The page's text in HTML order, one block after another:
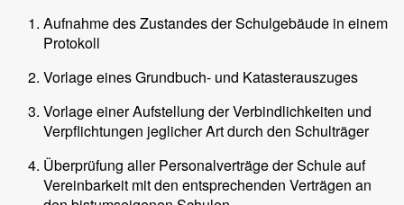
Aufnahme des Zustandes der Schulgebäude in einem
Protokoll
Vorlage eines Grundbuch- und Katasterauszuges
Vorlage einer Aufstellung der Verbindlichkeiten und
Verpflichtungen jeglicher Art durch den Schulträger
Überprüfung aller Personalverträge der Schule auf
Vereinbarkeit mit den entsprechenden Verträgen an